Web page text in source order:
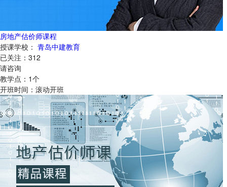
房地产估价师课程
授课学校： 青岛中建教育
已关注： 312
请咨询
教学点： 1个
开班时间： 滚动开班